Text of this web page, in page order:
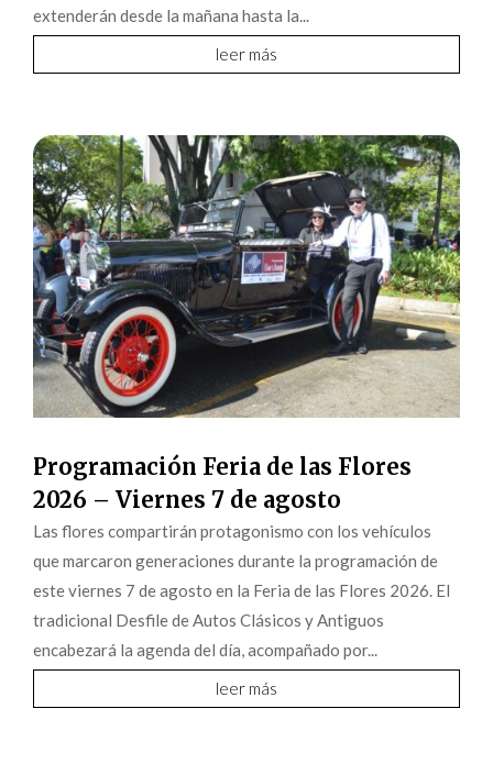
extenderán desde la mañana hasta la...
leer más
Programación Feria de las Flores
2026 – Viernes 7 de agosto
Las flores compartirán protagonismo con los vehículos
que marcaron generaciones durante la programación de
este viernes 7 de agosto en la Feria de las Flores 2026. El
tradicional Desfile de Autos Clásicos y Antiguos
encabezará la agenda del día, acompañado por...
leer más